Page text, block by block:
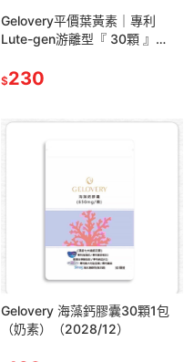
Gelovery平價葉黃素｜專利
Lute-gen游離型『 30顆 』
$230
Gelovery 海藻鈣膠囊30顆1包
（奶素）（2028/12）